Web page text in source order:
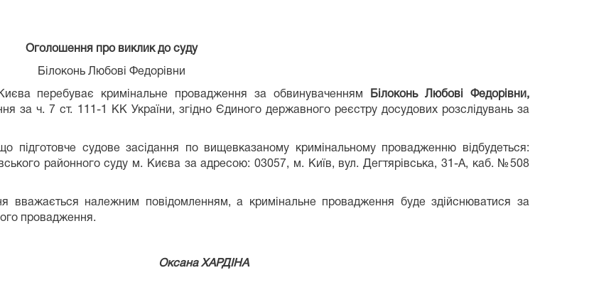
Оголошення про викликдо суду
Білоконь Любові Федорівни
перебуває кримінальне провадження за обвинуваченням
Білоконь Любові Федорівни,
за ч. 7 ст. 111-1 КК України, згідно Єдиного державного реєстру досудових розслідувань за
судове засідання по вищевказаному кримінальному провадженню відбудеться:
районного суду м. Києва за адресою: 03057, м. Київ, вул. Дегтярівська, 31-А, каб. №508
вважається належним повідомленням, а кримінальне провадження буде здійснюватися за
провадження.
м. Києва Оксана ХАРДІНА